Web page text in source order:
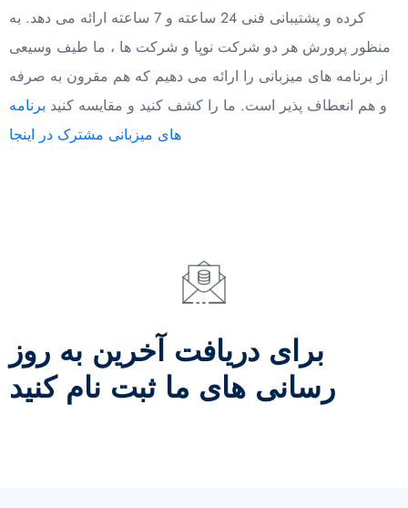
کرده و پشتیبانی فنی 24 ساعته و 7 ساعته ارائه می دهد. به
منظور پرورش هر دو شرکت نوپا و شرکت ها ، ما طیف وسیعی
از برنامه های میزبانی را ارائه می دهیم که هم مقرون به صرفه
و هم انعطاف پذیر است. ما را کشف کنید و مقایسه کنید برنامه
های میزبانی مشترک در اینجا
برای دریافت آخرین به روز
رسانی های ما ثبت نام کنید